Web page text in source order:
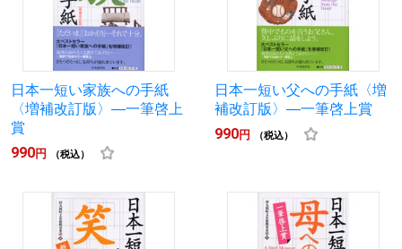
日本一短い家族への手紙
〈増補改訂版〉―一筆啓上
賞
990円 （税込）
日本一短い父への手紙〈増
補改訂版〉―一筆啓上賞
990円 （税込）